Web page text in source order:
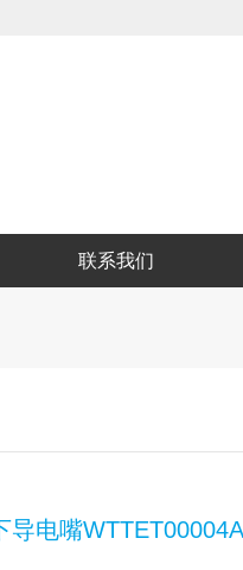
联系我们
导电嘴